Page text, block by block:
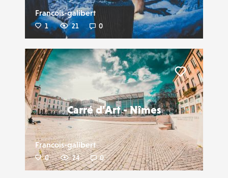
Francois-galibert
1 21 0
Carré d'Art - Nîmes
Francois-galibert
0 24 0
Liker